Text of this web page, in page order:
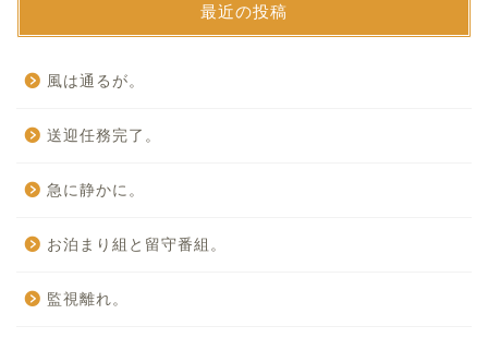
最近の投稿
風は通るが。
送迎任務完了。
急に静かに。
お泊まり組と留守番組。
監視離れ。